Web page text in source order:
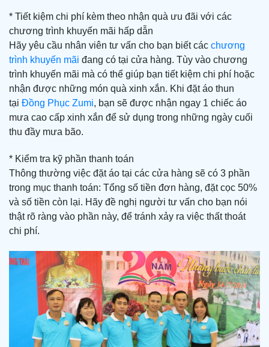
* Tiết kiệm chi phí kèm theo nhận quà ưu đãi với các
chương trình khuyến mãi hấp dẫn
Hãy yêu cầu nhân viên tư vấn cho bạn biết các chương
trình khuyến mãi đang có tại cửa hàng. Tùy vào chương
trình khuyến mãi mà có thể giúp bạn tiết kiệm chi phí hoặc
nhận được những món quà xinh xắn. Khi đặt áo thun
tại Đồng Phục Zumi, bạn sẽ được nhận ngay 1 chiếc áo
mưa cao cấp xinh xắn để sử dụng trong những ngày cuối
thu đầy mưa bão.
* Kiểm tra kỹ phần thanh toán
Thông thường việc đặt áo tại các cửa hàng sẽ có 3 phần
trong mục thanh toán: Tổng số tiền đơn hàng, đặt cọc 50%
và số tiền còn lại. Hãy đề nghị người tư vấn cho bạn nói
thật rõ ràng vào phần này, để tránh xảy ra việc thất thoát
chi phí.